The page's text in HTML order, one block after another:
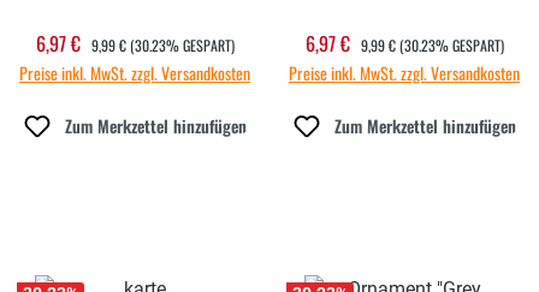
Verkaufspreis:
6,97 € REGULÄRER PREIS:
9,99 € (30.23% GESPART)
Preise inkl. MwSt. zzgl. Versandkosten
Zum Merkzettel hinzufügen
Verkaufspreis:
6,97 € REGULÄRER PREIS:
9,99 € (30.23% GESPART)
Preise inkl. MwSt. zzgl. Versandkosten
Zum Merkzettel hinzufügen